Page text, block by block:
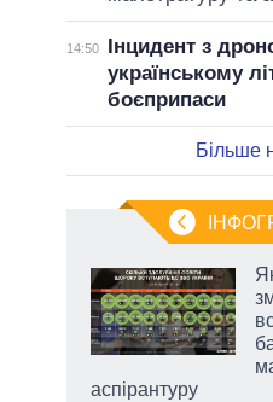
14:50
Інцидент з
українському
боєприпаси
Більше
аспірантуру